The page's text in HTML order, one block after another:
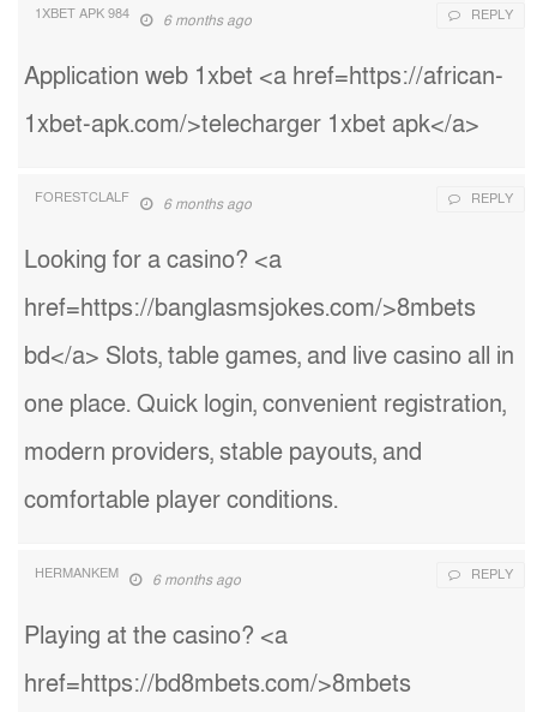
1XBET APK 984 REPLY
6 months ago
Application web 1xbet <a href=https://african-
1xbet-apk.com/>telecharger 1xbet apk</a>
FORESTCLALF REPLY
6 months ago
Looking for a casino? <a
href=https://banglasmsjokes.com/>8mbets
bd</a> Slots, table games, and live casino all in
one place. Quick login, convenient registration,
modern providers, stable payouts, and
comfortable player conditions.
HERMANKEM REPLY
6 months ago
Playing at the casino? <a
href=https://bd8mbets.com/>8mbets